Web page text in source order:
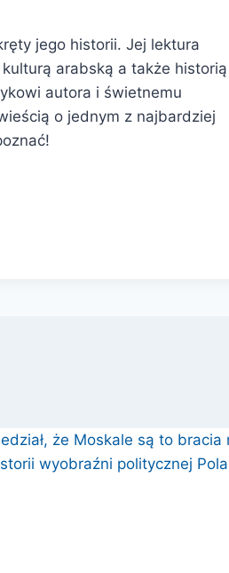
jego historii. Jej lektura
arabską a także historią
autora i świetnemu
o jednym z najbardziej